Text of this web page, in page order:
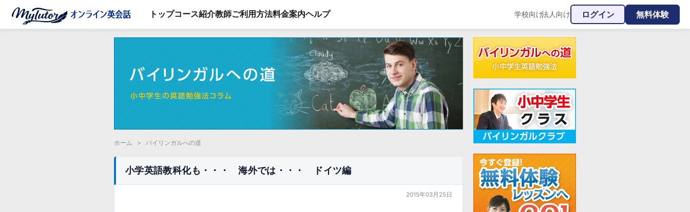
トップコース紹介教師ご利用方法料金案内ヘルプ 学校向け|法人向け ログイン 無料体験
ホーム > バイリンガルへの道
小学英語教科化も・・・ 海外では・・・ ドイツ編
2015年03月25日